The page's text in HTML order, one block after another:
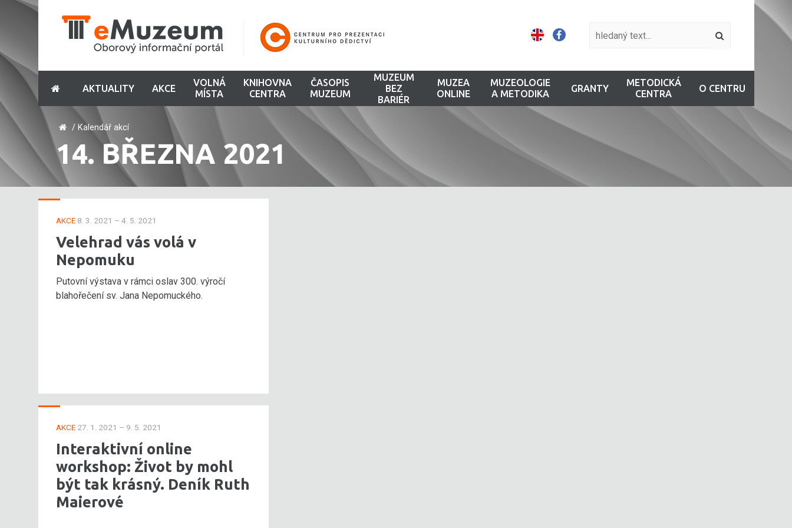
AKTUALITY AKCE
VOLNÁ
MÍSTA
KNIHOVNA
CENTRA
ČASOPIS
MUZEUM
MUZEUM
BEZ
BARIÉR
MUZEA
ONLINE
MUZEOLOGIE
A METODIKA
GRANTY
METODICKÁ
CENTRA
O CENTRU
/ Kalendář akcí
14. BŘEZNA 2021
AKCE 8. 3. 2021 – 4. 5. 2021
Velehrad vás volá v
Nepomuku
Putovní výstava v rámci oslav 300. výročí
blahořečení sv. Jana Nepomuckého.
AKCE 27. 1. 2021 – 9. 5. 2021
Interaktivní online
workshop: Život by mohl
být tak krásný. Deník Ruth
Maierové